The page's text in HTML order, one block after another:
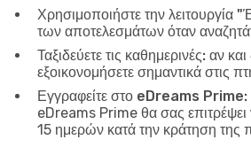
Χρησιμοποιήστε την λειτουργία
των αποτελεσμάτων όταν
Ταξιδεύετε τις καθημερινές: αν
εξοικονομήσετε σημαντικά στις
Εγγραφείτε στο eDreams Prime:
eDreams Prime θα σας επιτρέψει
15 ημερών κατά την κράτηση της